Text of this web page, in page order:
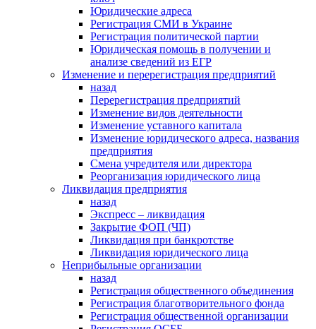
Юридические адреса
Регистрация СМИ в Украине
Регистрация политической партии
Юридическая помощь в получении и
анализе сведений из ЕГР
Изменение и перерегистрация предприятий
назад
Перерегистрация предприятий
Изменение видов деятельности
Изменение уставного капитала
Изменение юридического адреса, названия
предприятия
Смена учредителя или директора
Реорганизация юридического лица
Ликвидация предприятия
назад
Экспресс – ликвидация
Закрытие ФОП (ЧП)
Ликвидация при банкротстве
Ликвидация юридического лица
Неприбыльные организации
назад
Регистрация общественного объединения
Регистрация благотворительного фонда
Регистрация общественной организации